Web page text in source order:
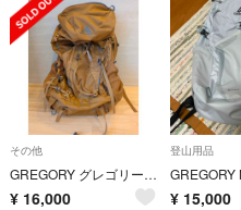
その他
GREGORY グレゴリー STOUT 45 スタウト 45 45L サンドストーン 1493752038
¥ 16,000
登山用品
¥ 15,000